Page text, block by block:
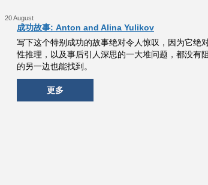
20 August
成功故事: Anton and Alina Yulikov
写下这个特别成功的故事绝对令人惊叹，因为它绝
性推理，以及事后引人深思的一大堆问题，都没有
的另一边也能找到。
更多